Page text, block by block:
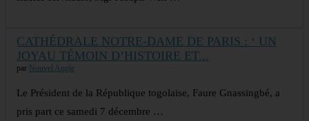
CATHÉDRALE NOTRE-DAME DE PARIS : ‘ UN
JOYAU TÉMOIN D’HISTOIRE ET...
par Nouvel Angle
Le Président de la République togolaise, Faure Gnassingbé, a
pris part ce samedi 7 décembre …